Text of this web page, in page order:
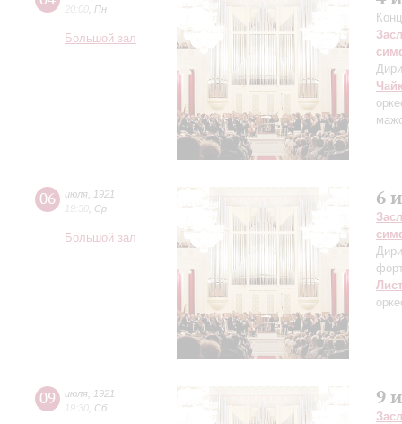
20:00 Пн
Большой зал
06 июля
1921
19:30 Ср
Большой зал
6
Лист
09 июля
1921
19:30 Сб 9